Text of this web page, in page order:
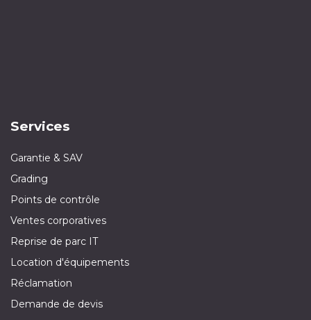
Services
Garantie & SAV
Grading
Points de contrôle
Ventes corporatives
Reprise de parc IT
Location d'équipements
Réclamation
Demande de devis